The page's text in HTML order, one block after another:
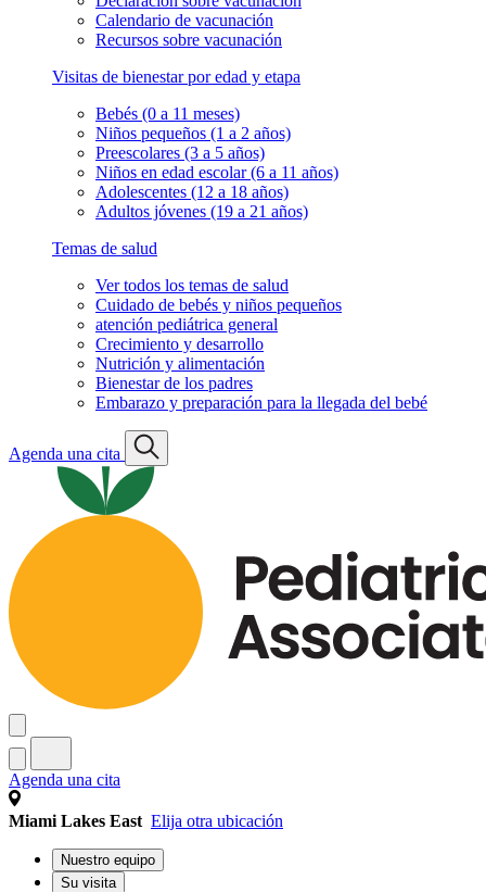
Calendario de vacunación
Recursos sobre vacunación
Visitas de bienestar por edad y etapa
Bebés (0 a 11 meses)
Niños pequeños (1 a 2 años)
Preescolares (3 a 5 años)
Niños en edad escolar (6 a 11 años)
Adolescentes (12 a 18 años)
Adultos jóvenes (19 a 21 años)
Temas de salud
Ver todos los temas de salud
Cuidado de bebés y niños pequeños
atención pediátrica general
Crecimiento y desarrollo
Nutrición y alimentación
Bienestar de los padres
Embarazo y preparación para la llegada del bebé
Agenda una cita
Agenda una cita
Miami Lakes East Elija otra ubicación
Nuestro equipo
Su visita